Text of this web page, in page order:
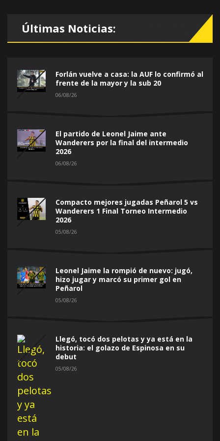
Últimas Noticias:
Forlán vuelve a casa: la AUF lo confirmó al
frente de la mayor y la sub 20
06/08/26
El partido de Leonel Jaime ante
Wanderers por la final del intermedio
2026
06/08/26
Compacto mejores jugadas Peñarol 5 vs
Wanderers 1 Final Torneo Intermedio
2026
05/08/26
Leonel Jaime la rompió de nuevo: jugó,
hizo jugar y marcó su primer gol en
Peñarol
05/08/26
Llegó, tocó dos pelotas y ya está en la
historia: el golazo de Espinosa en su
debut
05/08/26